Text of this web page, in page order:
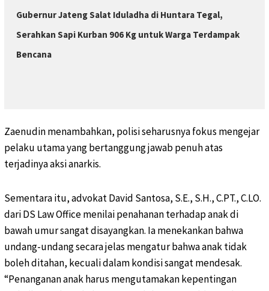
Gubernur Jateng Salat Iduladha di Huntara Tegal,
Serahkan Sapi Kurban 906 Kg untuk Warga Terdampak
Bencana
Zaenudin menambahkan, polisi seharusnya fokus mengejar
pelaku utama yang bertanggung jawab penuh atas
terjadinya aksi anarkis.
Sementara itu, advokat David Santosa, S.E., S.H., C.PT., C.LO.
dari DS Law Office menilai penahanan terhadap anak di
bawah umur sangat disayangkan. Ia menekankan bahwa
undang-undang secara jelas mengatur bahwa anak tidak
boleh ditahan, kecuali dalam kondisi sangat mendesak.
“Penanganan anak harus mengutamakan kepentingan